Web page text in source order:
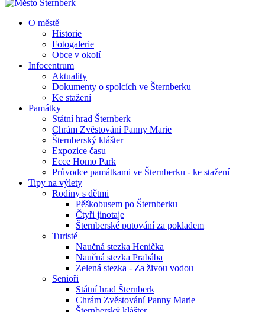
O městě
Historie
Fotogalerie
Obce v okolí
Infocentrum
Aktuality
Dokumenty o spolcích ve Šternberku
Ke stažení
Památky
Státní hrad Šternberk
Chrám Zvěstování Panny Marie
Šternberský klášter
Expozice času
Ecce Homo Park
Průvodce památkami ve Šternberku - ke stažení
Tipy na výlety
Rodiny s dětmi
Pěškobusem po Šternberku
Čtyři jinotaje
Šternberské putování za pokladem
Turisté
Naučná stezka Henička
Naučná stezka Prabába
Zelená stezka - Za živou vodou
Senioři
Státní hrad Šternberk
Chrám Zvěstování Panny Marie